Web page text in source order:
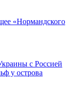
«Нормандского
с Россией
у острова